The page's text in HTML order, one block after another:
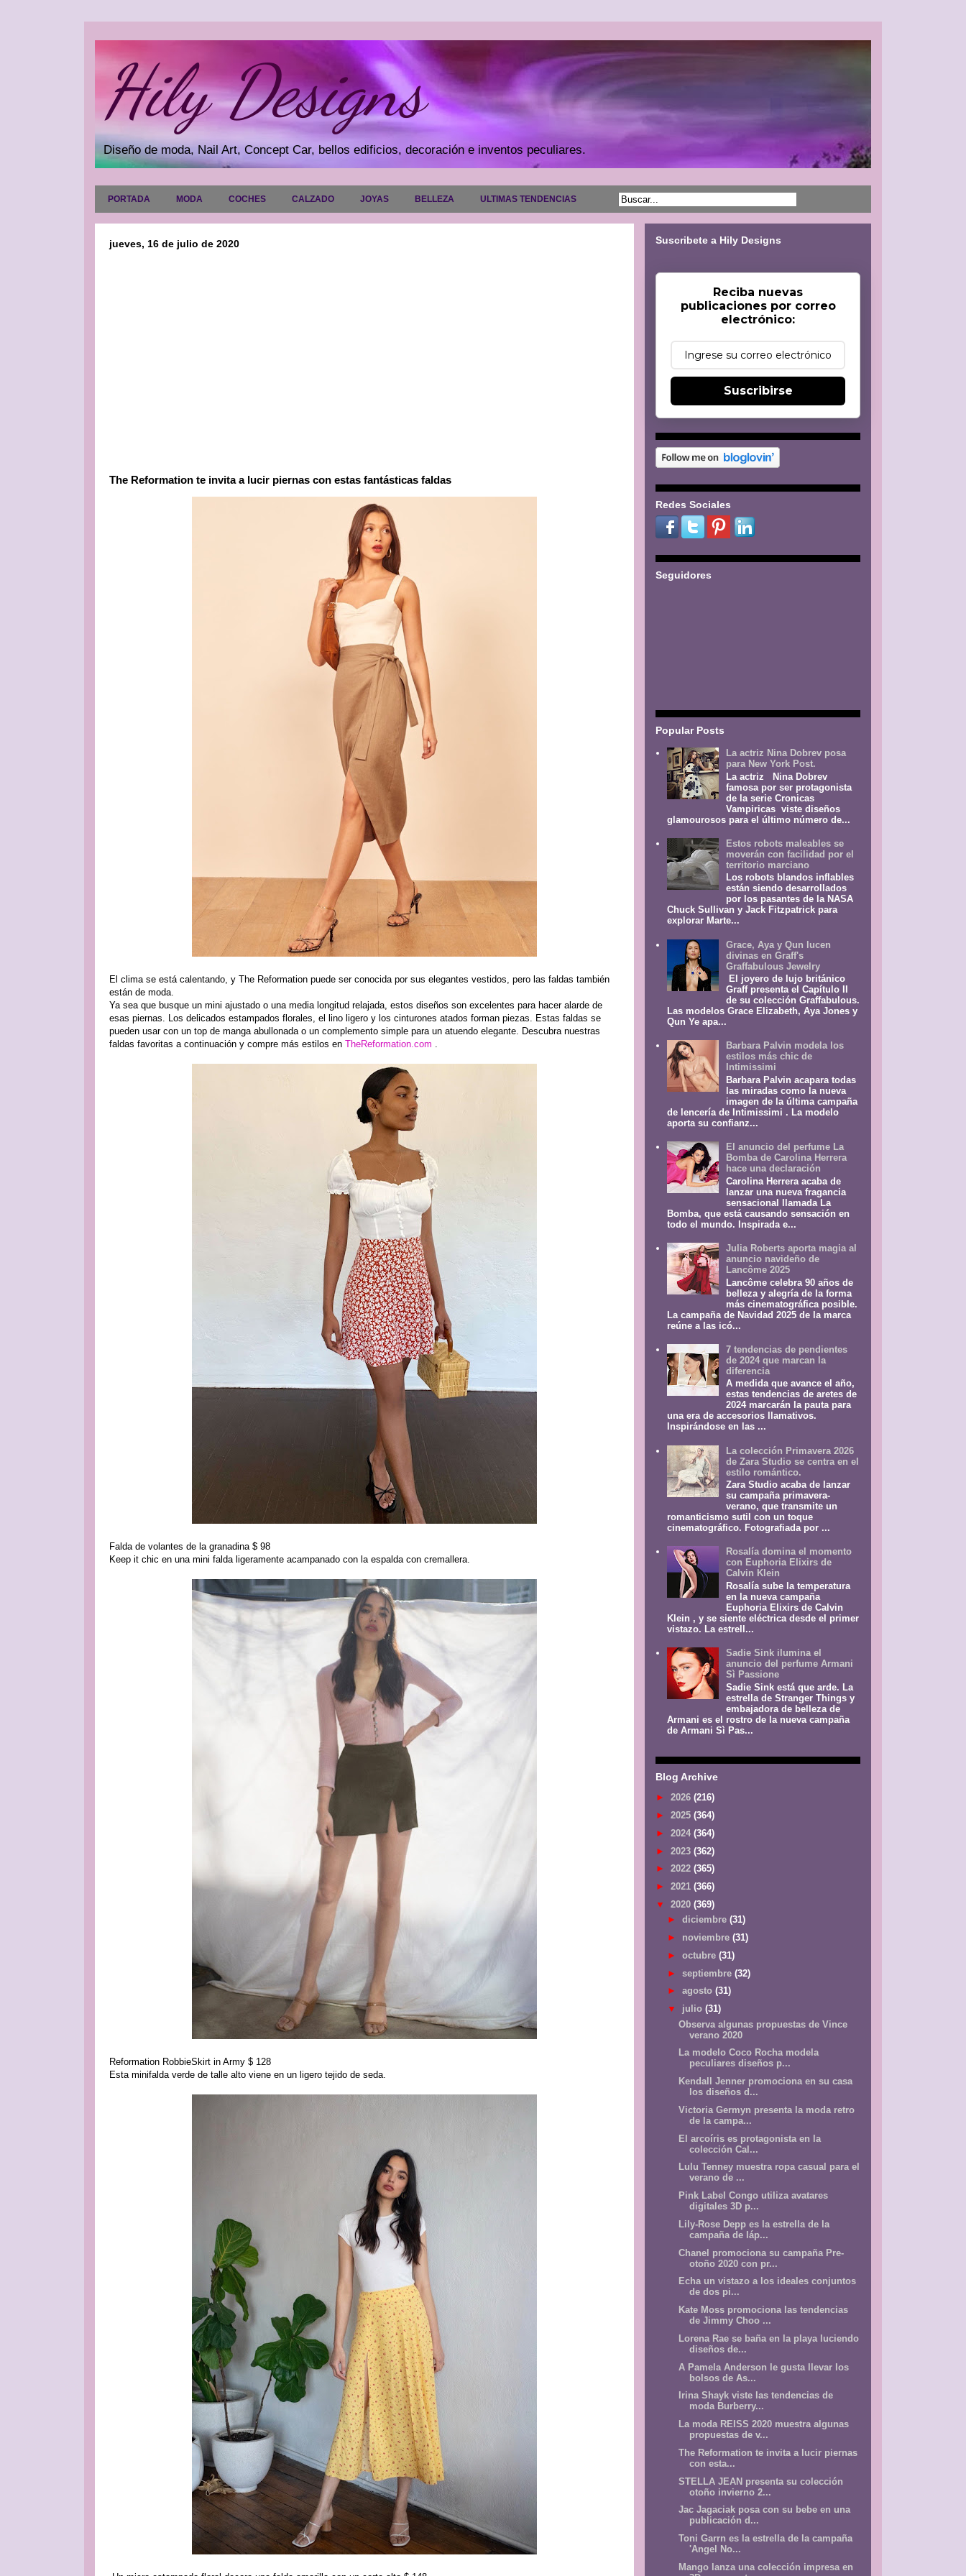
Hily Designs
Diseño de moda, Nail Art, Concept Car, bellos edificios, decoración e inventos peculiares.
PORTADA MODA COCHES CALZADO JOYAS BELLEZA ULTIMAS TENDENCIAS
jueves, 16 de julio de 2020
The Reformation te invita a lucir piernas con estas fantásticas faldas
El clima se está calentando, y The Reformation puede ser conocida por sus elegantes vestidos, pero las faldas también
están de moda.
Ya sea que busque un mini ajustado o una media longitud relajada, estos diseños son excelentes para hacer alarde de
esas piernas. Los delicados estampados florales, el lino ligero y los cinturones atados forman piezas. Estas faldas se
pueden usar con un top de manga abullonada o un complemento simple para un atuendo elegante. Descubra nuestras
faldas favoritas a continuación y compre más estilos en TheReformation.com .
Falda de volantes de la granadina $ 98
Keep it chic en una mini falda ligeramente acampanado con la espalda con cremallera.
Reformation RobbieSkirt in Army $ 128
Esta minifalda verde de talle alto viene en un ligero tejido de seda.
Suscribete a Hily Designs
Reciba nuevas
publicaciones por correo
electrónico:
Suscribirse
Redes Sociales
Seguidores
Popular Posts
La actriz Nina Dobrev posa
para New York Post.
La actriz Nina Dobrev
famosa por ser protagonista
de la serie Cronicas
Vampiricas viste diseños
glamourosos para el último número de...
Estos robots maleables se
moverán con facilidad por el
territorio marciano
Los robots blandos inflables
están siendo desarrollados
por los pasantes de la NASA
Chuck Sullivan y Jack Fitzpatrick para
explorar Marte...
Grace, Aya y Qun lucen
divinas en Graff's
Graffabulous Jewelry
El joyero de lujo británico
Graff presenta el Capítulo II
de su colección Graffabulous.
Las modelos Grace Elizabeth, Aya Jones y
Qun Ye apa...
Barbara Palvin modela los
estilos más chic de
Intimissimi
Barbara Palvin acapara todas
las miradas como la nueva
imagen de la última campaña
de lencería de Intimissimi . La modelo
aporta su confianz...
El anuncio del perfume La
Bomba de Carolina Herrera
hace una declaración
Carolina Herrera acaba de
lanzar una nueva fragancia
sensacional llamada La
Bomba, que está causando sensación en
todo el mundo. Inspirada e...
Julia Roberts aporta magia al
anuncio navideño de
Lancôme 2025
Lancôme celebra 90 años de
belleza y alegría de la forma
más cinematográfica posible.
La campaña de Navidad 2025 de la marca
reúne a las icó...
7 tendencias de pendientes
de 2024 que marcan la
diferencia
A medida que avance el año,
estas tendencias de aretes de
2024 marcarán la pauta para
una era de accesorios llamativos.
Inspirándose en las ...
La colección Primavera 2026
de Zara Studio se centra en el
estilo romántico.
Zara Studio acaba de lanzar
su campaña primavera-
verano, que transmite un
romanticismo sutil con un toque
cinematográfico. Fotografiada por ...
Rosalía domina el momento
con Euphoria Elixirs de
Calvin Klein
Rosalía sube la temperatura
en la nueva campaña
Euphoria Elixirs de Calvin
Klein , y se siente eléctrica desde el primer
vistazo. La estrell...
Sadie Sink ilumina el
anuncio del perfume Armani
Sì Passione
Sadie Sink está que arde. La
estrella de Stranger Things y
embajadora de belleza de
Armani es el rostro de la nueva campaña
de Armani Sì Pas...
Blog Archive
► 2026 (216)
► 2025 (364)
► 2024 (364)
► 2023 (362)
► 2022 (365)
► 2021 (366)
▼ 2020 (369)
► diciembre (31)
► noviembre (31)
► octubre (31)
► septiembre (32)
► agosto (31)
▼ julio (31)
Observa algunas propuestas de Vince
verano 2020
La modelo Coco Rocha modela
peculiares diseños p...
Kendall Jenner promociona en su casa
los diseños d...
Victoria Germyn presenta la moda retro
de la campa...
El arcoíris es protagonista en la
colección Cal...
Lulu Tenney muestra ropa casual para el
verano de ...
Pink Label Congo utiliza avatares
digitales 3D p...
Lily-Rose Depp es la estrella de la
campaña de láp...
Chanel promociona su campaña Pre-
otoño 2020 con pr...
Echa un vistazo a los ideales conjuntos
de dos pi...
Kate Moss promociona las tendencias
de Jimmy Choo ...
Lorena Rae se baña en la playa luciendo
diseños de...
A Pamela Anderson le gusta llevar los
bolsos de As...
Irina Shayk viste las tendencias de
moda Burberry...
La moda REISS 2020 muestra algunas
propuestas de v...
The Reformation te invita a lucir piernas
con esta...
STELLA JEAN presenta su colección
otoño invierno 2...
Jac Jagaciak posa con su bebe en una
publicación d...
Toni Garrn es la estrella de la campaña
'Angel No...
Mango lanza una colección impresa en